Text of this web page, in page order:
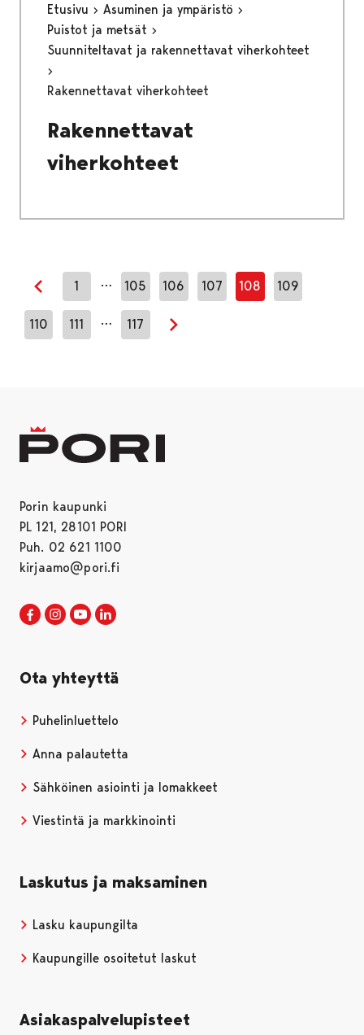
Etusivu
Asuminen ja ympäristö
Puistot ja metsät
Suunniteltavat ja rakennettavat viherkohteet
Rakennettavat viherkohteet
Rakennettavat
viherkohteet
Edellinen sivu
1 … 105 106 107 108 109
110 111 … 117
Seuraava sivu
Porin kaupunki
PL 121, 28101 PORI
Puh. 02 621 1100
kirjaamo@pori.fi
Porin kaupunki Facebookissa
Avautuu uudessa välilehdessä
Porin kaupunki Instagramissa
Avautuu uudessa välilehdessä
Porin kaupunki Youtubessa
Avautuu uudessa välilehdessä
Ota yhteyttä
Puhelinluettelo
Anna palautetta
Sähköinen asiointi ja lomakkeet
Viestintä ja markkinointi
Laskutus ja maksaminen
Lasku kaupungilta
Kaupungille osoitetut laskut
Asiakaspalvelupisteet